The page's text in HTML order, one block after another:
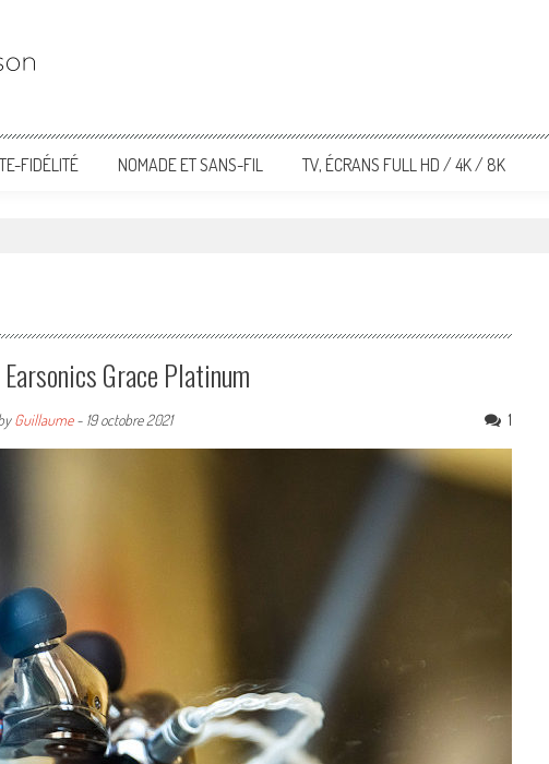
FIDÉLITÉ NOMADE ET SANS-FIL TV, ÉCRANS FULL HD / 4K / 8K
Grace Platinum
Guillaume- 19 octobre 2021 1